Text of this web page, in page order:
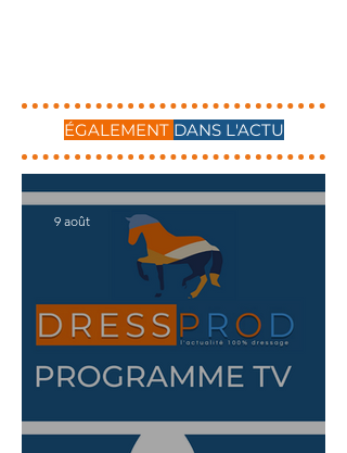
ÉGALEMENT DANS L'ACTU
9 août